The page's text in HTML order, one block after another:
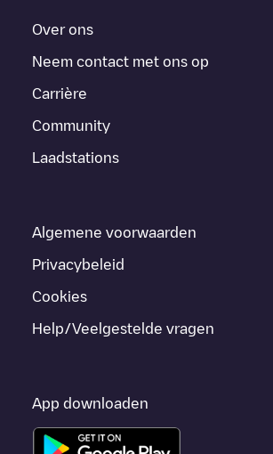
Over ons
Neem contact met ons op
Carrière
Community
Laadstations
Algemene voorwaarden
Privacybeleid
Cookies
Help/Veelgestelde vragen
App downloaden